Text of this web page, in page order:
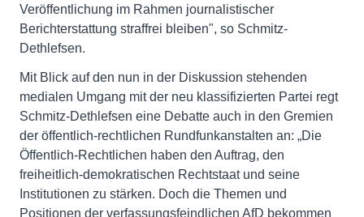
Veröffentlichung im Rahmen journalistischer
Berichterstattung straffrei bleiben", so Schmitz-
Dethlefsen.
Mit Blick auf den nun in der Diskussion stehenden
medialen Umgang mit der neu klassifizierten Partei regt
Schmitz-Dethlefsen eine Debatte auch in den Gremien
der öffentlich-rechtlichen Rundfunkanstalten an: „Die
Öffentlich-Rechtlichen haben den Auftrag, den
freiheitlich-demokratischen Rechtstaat und seine
Institutionen zu stärken. Doch die Themen und
Positionen der verfassungsfeindlichen AfD bekommen